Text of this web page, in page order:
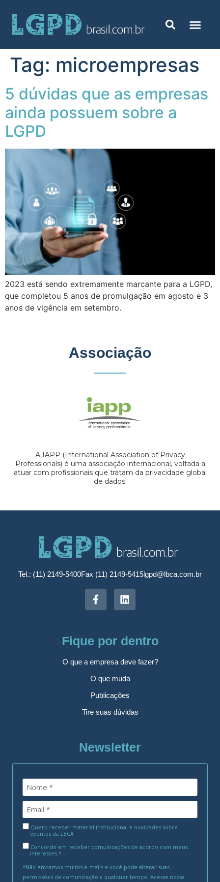
Tag: microempresas
5 dúvidas que as empresas
ainda possuem sobre a
LGPD
2023 está sendo extremamente marcante para a LGPD,
que completou 5 anos de promulgação em agosto e 3
anos de vigência em setembro.
Associação
A IAPP (International Association of Privacy
Professionals) é uma associação internacional, voltada a
atuar com profissionais que tratam da privacidade global
de dados.
Tel.: (11) 2149-5400Fax (11) 2149-5415lgpd@lbca.com.br
Fique por dentro
O que a empresa deve fazer?
O que muda
Publicações
Tire suas dúvidas
Newsletter
Quero receber material institucional e novidades sobre
eventos da LBCA
Concordo em receber comunicações de acordo com meus
interesses.*
*Não enviamos muitos e-mails e você pode alterar suas
permissões de comunicação a qualquer tempo. Acesse nossa